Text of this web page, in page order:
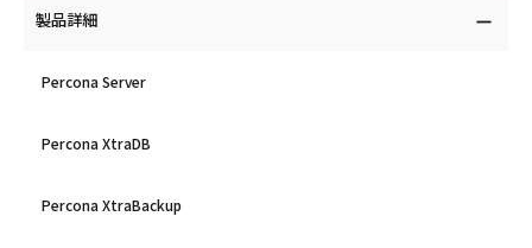
製品詳細
Percona Server
Percona XtraDB
Percona XtraBackup